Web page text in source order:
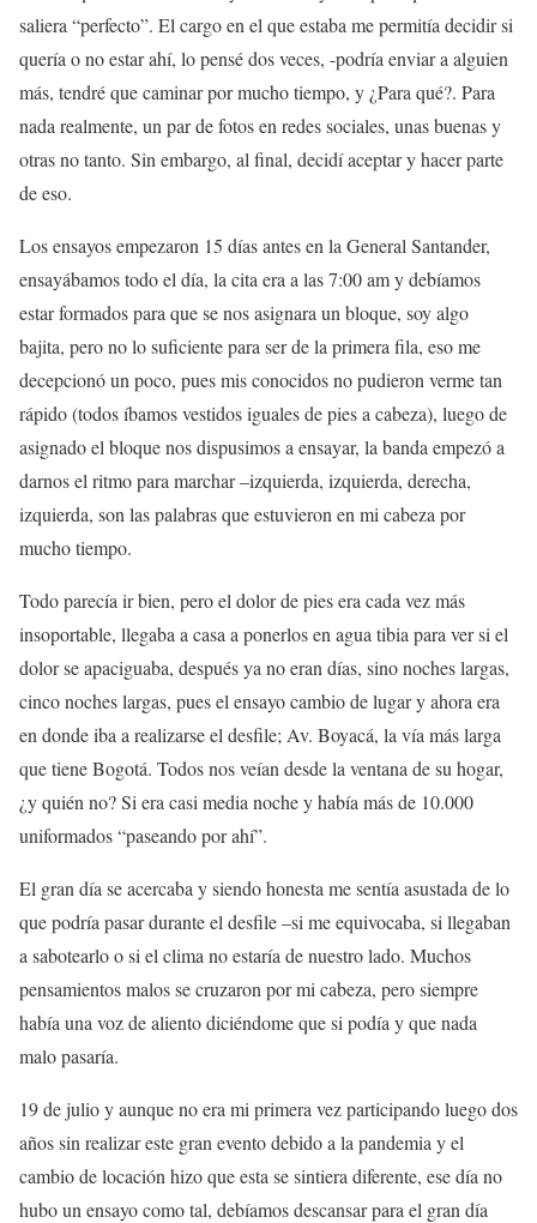
saliera “perfecto”. El cargo en el que estaba me permitía decidir si
quería o no estar ahí, lo pensé dos veces, -podría enviar a alguien
más, tendré que caminar por mucho tiempo, y ¿Para qué?. Para
nada realmente, un par de fotos en redes sociales, unas buenas y
otras no tanto. Sin embargo, al final, decidí aceptar y hacer parte
de eso.
Los ensayos empezaron 15 días antes en la General Santander,
ensayábamos todo el día, la cita era a las 7:00 am y debíamos
estar formados para que se nos asignara un bloque, soy algo
bajita, pero no lo suficiente para ser de la primera fila, eso me
decepcionó un poco, pues mis conocidos no pudieron verme tan
rápido (todos íbamos vestidos iguales de pies a cabeza), luego de
asignado el bloque nos dispusimos a ensayar, la banda empezó a
darnos el ritmo para marchar –izquierda, izquierda, derecha,
izquierda, son las palabras que estuvieron en mi cabeza por
mucho tiempo.
Todo parecía ir bien, pero el dolor de pies era cada vez más
insoportable, llegaba a casa a ponerlos en agua tibia para ver si el
dolor se apaciguaba, después ya no eran días, sino noches largas,
cinco noches largas, pues el ensayo cambio de lugar y ahora era
en donde iba a realizarse el desfile; Av. Boyacá, la vía más larga
que tiene Bogotá. Todos nos veían desde la ventana de su hogar,
¿y quién no? Si era casi media noche y había más de 10.000
uniformados “paseando por ahí”.
El gran día se acercaba y siendo honesta me sentía asustada de lo
que podría pasar durante el desfile –si me equivocaba, si llegaban
a sabotearlo o si el clima no estaría de nuestro lado. Muchos
pensamientos malos se cruzaron por mi cabeza, pero siempre
había una voz de aliento diciéndome que si podía y que nada
malo pasaría.
19 de julio y aunque no era mi primera vez participando luego dos
años sin realizar este gran evento debido a la pandemia y el
cambio de locación hizo que esta se sintiera diferente, ese día no
hubo un ensayo como tal, debíamos descansar para el gran día